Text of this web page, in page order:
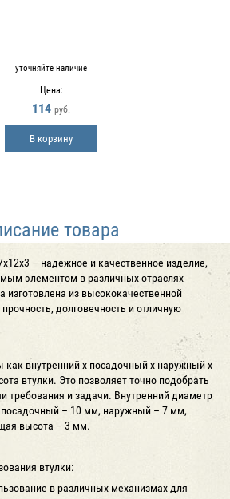
уточняйте наличие
Цена:
114 руб.
В корзину
товара
– надежное и качественное изделие,
элементом в различных отраслях
из высококачественной
долговечность и отличную
как внутренний х посадочный х наружный х
втулки. Это позволяет точно подобрать
требования и задачи. Внутренний диаметр
посадочный – 10 мм, наружный – 7 мм,
высота – 3 мм.
втулки:
в различных механизмах для